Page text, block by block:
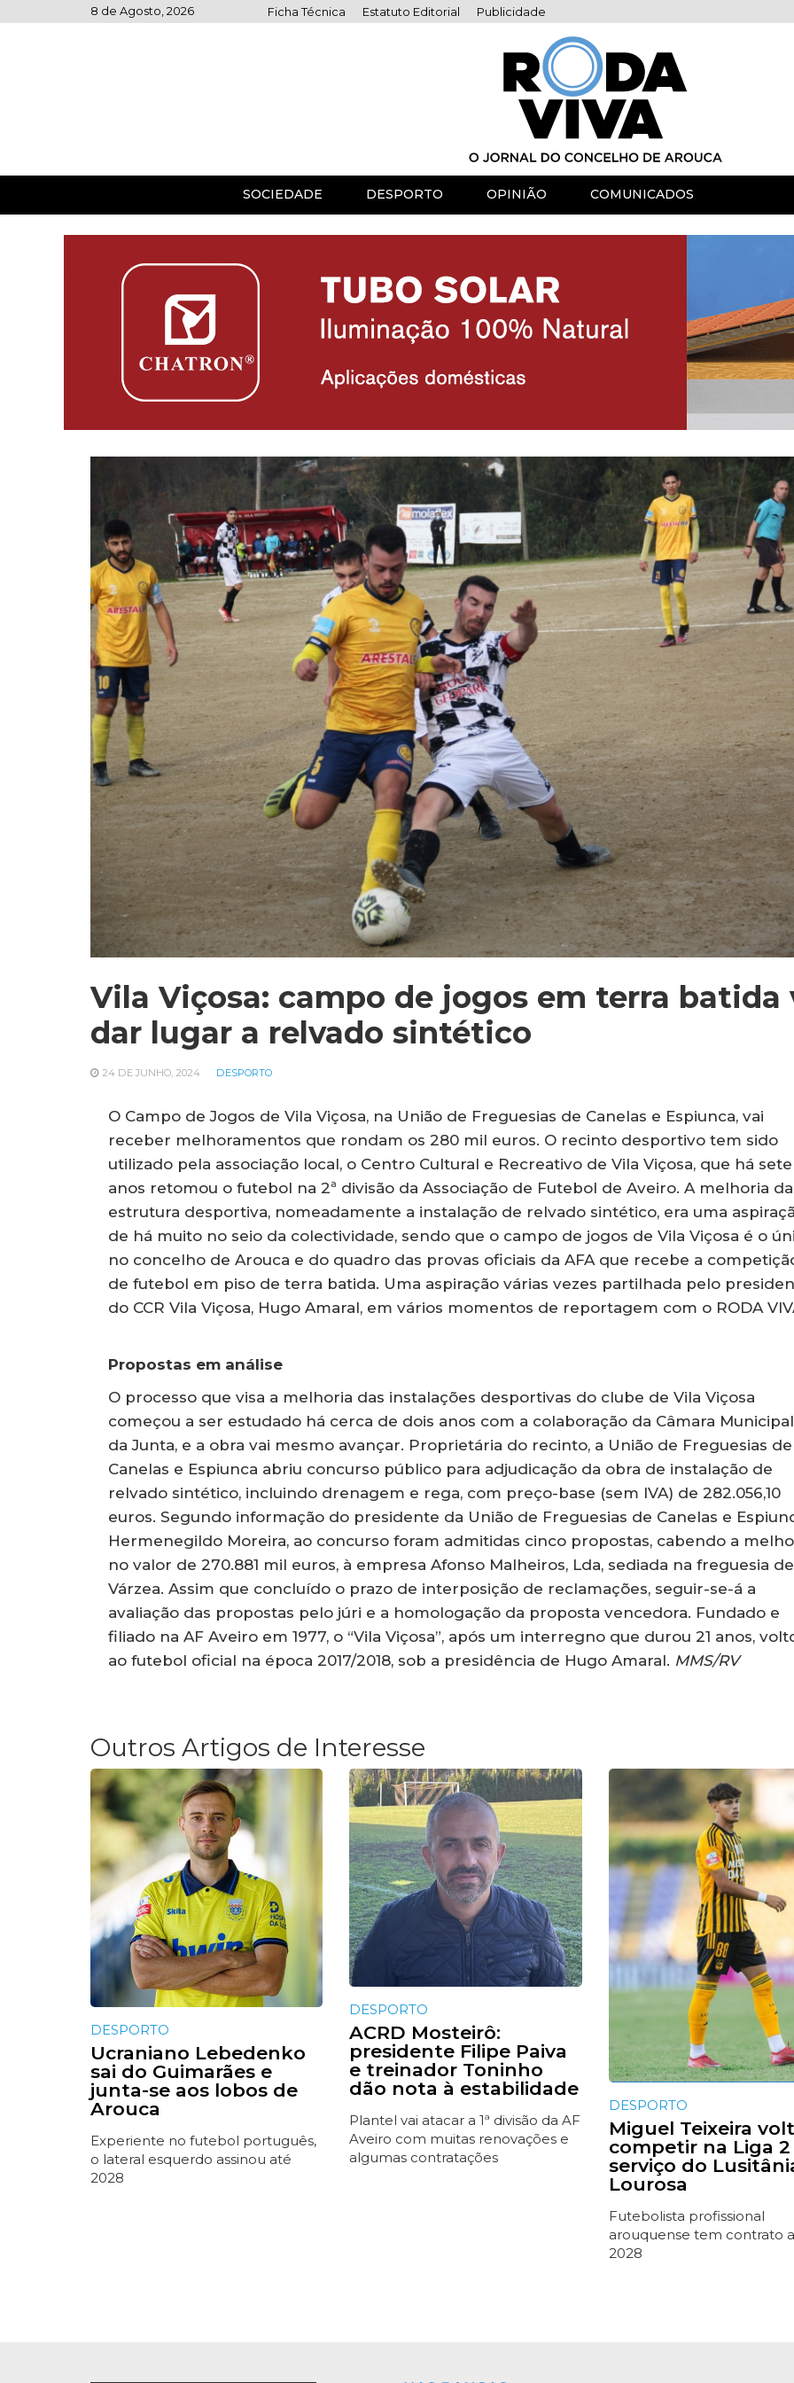
to
8 de Agosto, 2026 Ficha Técnica Estatuto Editorial Publicidade
SOCIEDADE DESPORTO OPINIÃO COMUNICADOS
Vila Viçosa: campo de jogos em terra batida
dar lugar a relvado sintético
24 DE JUNHO, 2024 DESPORTO
O Campo de Jogos de Vila Viçosa, na União de Freguesias de Canelas e Espiunca, vai
receber melhoramentos que rondam os 280 mil euros. O recinto desportivo tem sido
utilizado pela associação local, o Centro Cultural e Recreativo de Vila Viçosa, que há sete
anos retomou o futebol na 2ª divisão da Associação de Futebol de Aveiro. A melhoria da
estrutura desportiva, nomeadamente a instalação de relvado sintético, era uma
de há muito no seio da colectividade, sendo que o campo de jogos de Vila Viçosa é o
no concelho de Arouca e do quadro das provas oficiais da AFA que recebe a
de futebol em piso de terra batida. Uma aspiração várias vezes partilhada pelo
do CCR Vila Viçosa, Hugo Amaral, em vários momentos de reportagem com o RODA
Propostas em análise
O processo que visa a melhoria das instalações desportivas do clube de Vila Viçosa
começou a ser estudado há cerca de dois anos com a colaboração da Câmara
da Junta, e a obra vai mesmo avançar. Proprietária do recinto, a União de Freguesias de
Canelas e Espiunca abriu concurso público para adjudicação da obra de instalação de
relvado sintético, incluindo drenagem e rega, com preço-base (sem IVA) de 282.056,10
euros. Segundo informação do presidente da União de Freguesias de Canelas e
Hermenegildo Moreira, ao concurso foram admitidas cinco propostas, cabendo a
no valor de 270.881 mil euros, à empresa Afonso Malheiros, Lda, sediada na freguesia de
Várzea. Assim que concluído o prazo de interposição de reclamações, seguir-se-á a
avaliação das propostas pelo júri e a homologação da proposta vencedora. Fundado e
filiado na AF Aveiro em 1977, o “Vila Viçosa”, após um interregno que durou 21 anos,
ao futebol oficial na época 2017/2018, sob a presidência de Hugo Amaral. MMS/RV
Outros Artigos de Interesse
DESPORTO
Ucraniano Lebedenko
sai do Guimarães e
junta-se aos lobos de
Arouca
Experiente no futebol português,
o lateral esquerdo assinou até
2028
DESPORTO
ACRD Mosteirô:
presidente Filipe Paiva
e treinador Toninho
dão nota à estabilidade
Plantel vai atacar a 1ª divisão da AF
Aveiro com muitas renovações e
algumas contratações
DESPORTO
Miguel Teixeira
competir na Liga 2
serviço do
Lourosa
Futebolista profissional
arouquense tem contrato
2028